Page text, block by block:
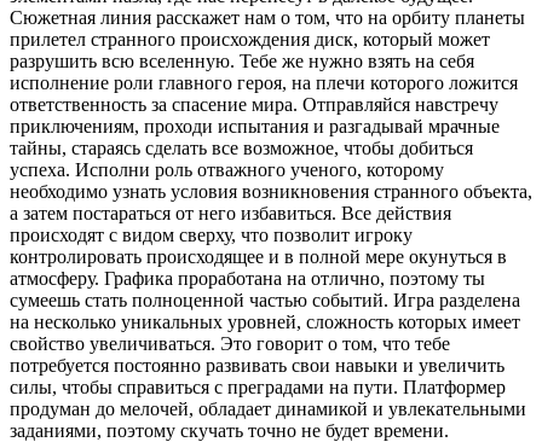
Сюжетная линия расскажет нам о том, что на орбиту планеты
прилетел странного происхождения диск, который может
разрушить всю вселенную. Тебе же нужно взять на себя
исполнение роли главного героя, на плечи которого ложится
ответственность за спасение мира. Отправляйся навстречу
приключениям, проходи испытания и разгадывай мрачные
тайны, стараясь сделать все возможное, чтобы добиться
успеха. Исполни роль отважного ученого, которому
необходимо узнать условия возникновения странного объекта,
а затем постараться от него избавиться. Все действия
происходят с видом сверху, что позволит игроку
контролировать происходящее и в полной мере окунуться в
атмосферу. Графика проработана на отлично, поэтому ты
сумеешь стать полноценной частью событий. Игра разделена
на несколько уникальных уровней, сложность которых имеет
свойство увеличиваться. Это говорит о том, что тебе
потребуется постоянно развивать свои навыки и увеличить
силы, чтобы справиться с преградами на пути. Платформер
продуман до мелочей, обладает динамикой и увлекательными
заданиями, поэтому скучать точно не будет времени.